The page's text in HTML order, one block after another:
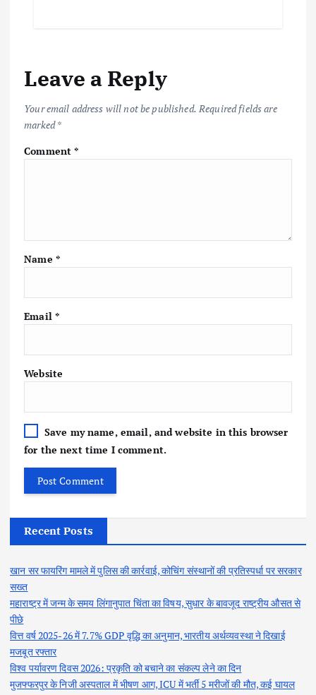
Leave a Reply
Your email address will not be published. Required fields are
marked*
Comment*
Name *
Email *
Website
Save my name, email, and website in this browser
for the next time I comment.
Recent Posts
खान सर फायरिंग मामले में पुलिस की कार्रवाई, कोचिंग संस्थानों की प्रतिस्पर्धा पर सरकार
सख्त
महाराष्ट्र में जन्म के समय लिंगानुपात चिंता का विषय, सुधार के बावजूद राष्ट्रीय औसत से
पीछे
वित्त वर्ष 2025-26 में 7.7% GDP वृद्धि का अनुमान, भारतीय अर्थव्यवस्था ने दिखाई
मजबूत रफ्तार
विश्व पर्यावरण दिवस 2026: प्रकृति को बचाने का संकल्प लेने का दिन
मुजफ्फरपुर के निजी अस्पताल में भीषण आग, ICU में भर्ती 5 मरीजों की मौत, कई घायल